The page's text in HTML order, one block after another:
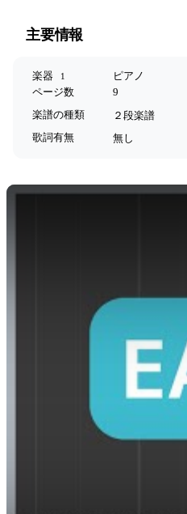
主要情報
楽器 1
ピアノ
ページ数
9
楽譜の種類
２段楽譜
歌詞有無
無し